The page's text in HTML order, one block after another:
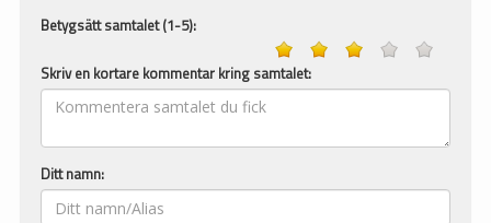
Betygsätt samtalet (1-5):
Skriv en kortare kommentar kring samtalet:
Ditt namn: